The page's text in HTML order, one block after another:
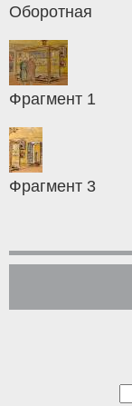
Оборотная
Фрагмент 1
Фрагмент 3